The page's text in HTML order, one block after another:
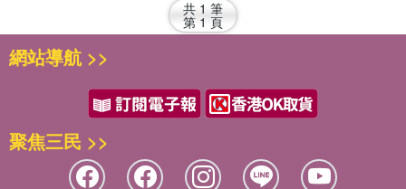
共 1 筆
第 1 頁
網站導航 >>
聚焦三民 >>